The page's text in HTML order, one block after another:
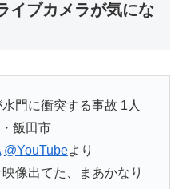
イブカメラが気にな
門に衝突する事故 1人
飯田市
@YouTubeより
像出てた、まあかなり